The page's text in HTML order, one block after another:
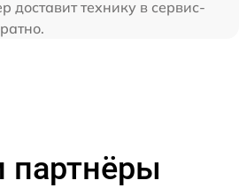
доставит технику в сервис-